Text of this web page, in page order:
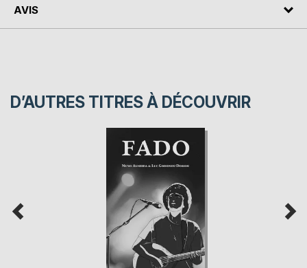
AVIS
D’AUTRES TITRES À DÉCOUVRIR